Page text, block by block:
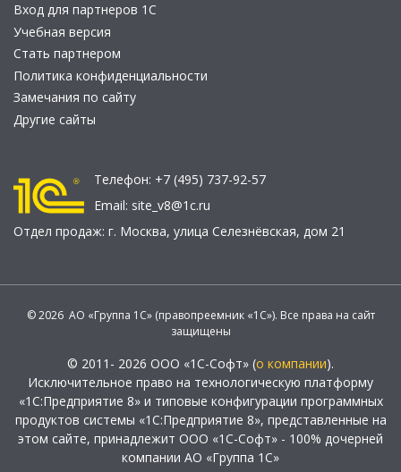
Вход для партнеров 1С
Учебная версия
Стать партнером
Политика конфиденциальности
Замечания по сайту
Другие сайты
Телефон: +7 (495) 737-92-57
Email: site_v8@1c.ru
Отдел продаж: г. Москва, улица Селезнёвская, дом 21
© 2026 АО «Группа 1С» (правопреемник «1С»). Все права на сайт
защищены
© 2011- 2026 ООО «1С-Софт» (о компании).
Исключительное право на технологическую платформу
«1С:Предприятие 8» и типовые конфигурации программных
продуктов системы «1С:Предприятие 8», представленные на
этом сайте, принадлежит ООО «1С-Софт» - 100% дочерней
компании АО «Группа 1С»